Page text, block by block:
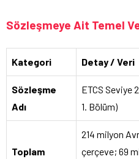
Sözleşmeye Ait Temel
Kategori Detay / Veri
Sözleşme
Adı
ETCS Seviye
1. Bölüm)
Toplam
214 milyon
çerçeve; 69